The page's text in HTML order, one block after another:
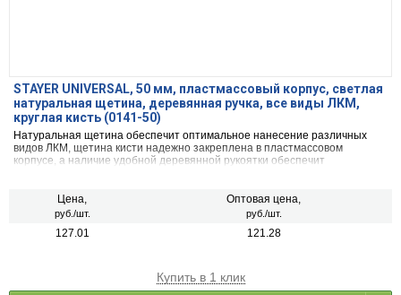
STAYER UNIVERSAL, 50 мм, пластмассовый корпус, светлая
натуральная щетина, деревянная ручка, все виды ЛКМ,
круглая кисть (0141-50)
Натуральная щетина обеспечит оптимальное нанесение различных
видов ЛКМ, щетина кисти надежно закреплена в пластмассовом
корпусе, а наличие удобной деревянной рукоятки обеспечит
Цена,
руб./шт.
Оптовая цена,
руб./шт.
127.01 121.28
Купить в 1 клик